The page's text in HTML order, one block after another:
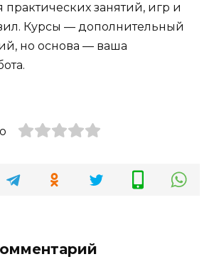
практических занятий, игр и
Курсы — дополнительный
но основа — ваша